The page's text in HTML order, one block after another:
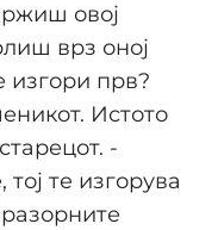
овој
врз оној
изгори прв?
Истото
-
те изгорува